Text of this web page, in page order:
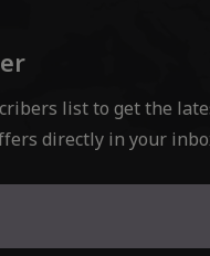
list to get the
directly in your